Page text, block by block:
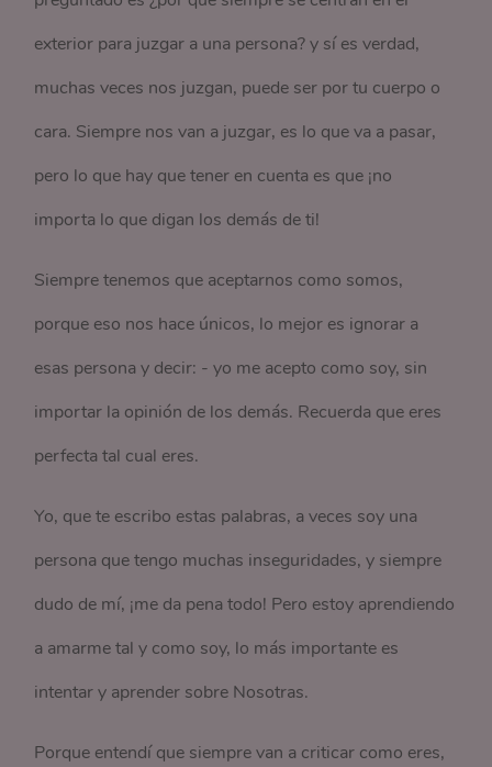
exterior para juzgar a una persona? y sí es verdad,
muchas veces nos juzgan, puede ser por tu cuerpo o
cara. Siempre nos van a juzgar, es lo que va a pasar,
pero lo que hay que tener en cuenta es que ¡no
importa lo que digan los demás de ti!
Siempre tenemos que aceptarnos como somos,
porque eso nos hace únicos, lo mejor es ignorar a
esas persona y decir: - yo me acepto como soy, sin
importar la opinión de los demás. Recuerda que eres
perfecta tal cual eres.
Yo, que te escribo estas palabras, a veces soy una
persona que tengo muchas inseguridades, y siempre
dudo de mí, ¡me da pena todo! Pero estoy aprendiendo
a amarme tal y como soy, lo más importante es
intentar y aprender sobre Nosotras.
Porque entendí que siempre van a criticar como eres,